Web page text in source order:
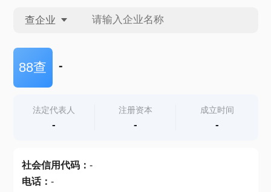
查企业
查企业
查产地
88查 -
法定代表人
-
注册资本
-
成立时间
-
社会信用代码： -
电话： -